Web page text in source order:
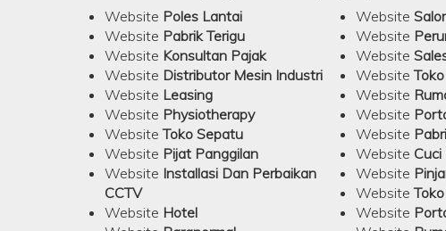
Website Poles Lantai Website
Website Pabrik Terigu Website
Website Konsultan Pajak Website
Website Distributor Mesin Industri Website
Website Leasing Website
Website Physiotherapy Website
WebsiteToko Sepatu Website
Website Pijat Panggilan Website Cuci
Website Installasi Dan Perbaikan
CCTV
Website
Website
Website Hotel Website